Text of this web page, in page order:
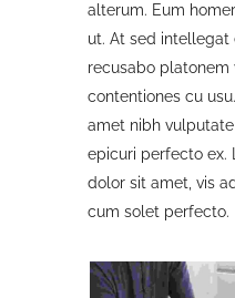
alterum. Eum
ut. At sed intellegat
recusabo platonem
contentiones cu
amet nibh
epicuri perfecto ex.
dolor sit amet, vis
cum solet perfecto.